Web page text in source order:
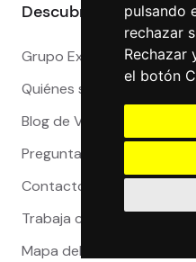
pulsando
rechazar
Rechazar
el botón
Descubre más
Grupo Exact
Quiénes somos
Blog de Viajeros
Preguntas Frecuentes
Contacto
Trabaja con nosotros
Mapa del sitio